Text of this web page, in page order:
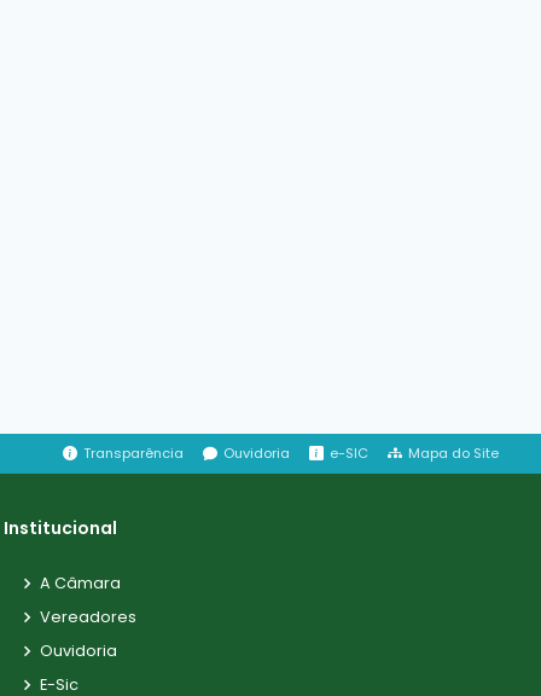
Transparência Ouvidoria e-SIC Mapa do Site
Institucional
A Câmara
Vereadores
Ouvidoria
E-Sic